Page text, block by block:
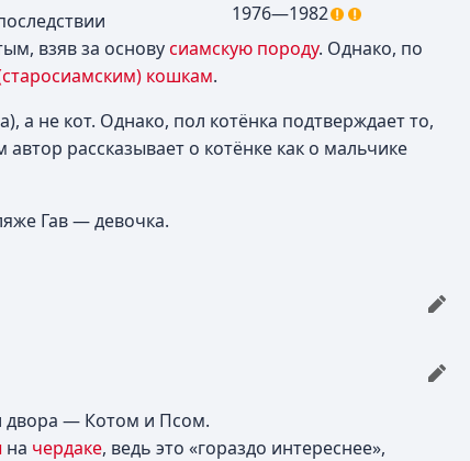
1976—1982
взяв за основусиамскую породу. Однако, по
кошкам.
а не кот. Однако, пол котёнка подтверждает то,
рассказывает о котёнке как о мальчике
Гав — девочка.
двора — Котом и Псом.
на чердаке, ведь это «гораздо интереснее»,